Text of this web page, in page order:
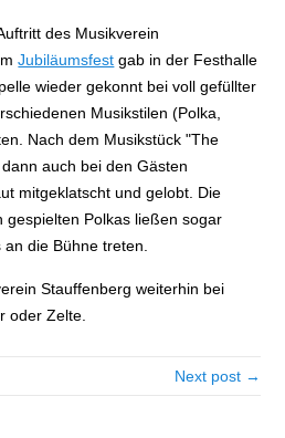
des Musikverein
Jubiläumsfest gab in der Festhalle
wieder gekonnt bei voll gefüllter
Musikstilen (Polka,
Nach dem Musikstück "The
auch bei den Gästen
mitgeklatscht und gelobt. Die
gespielten Polkas ließen sogar
die Bühne treten.
Stauffenberg weiterhin bei
oder Zelte.
Next post →